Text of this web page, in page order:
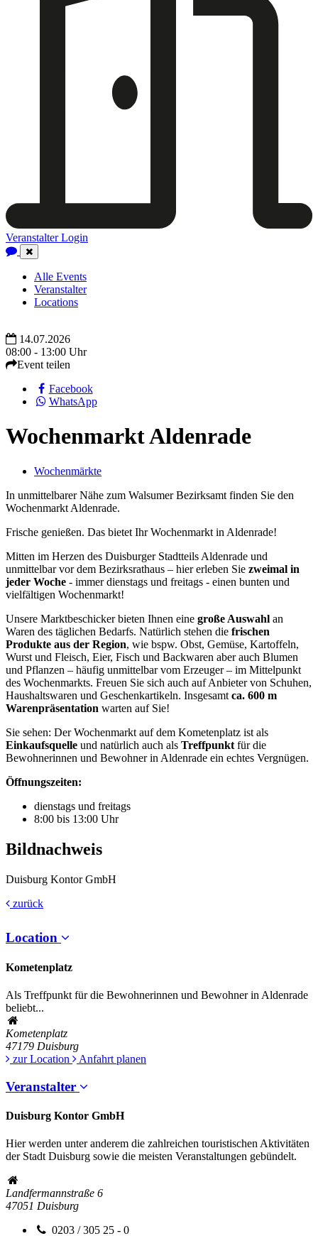
Veranstalter Login
Close
Navigation
Alle Events
Veranstalter
Locations
14.07.2026
08:00 - 13:00 Uhr
Event teilen
Facebook
WhatsApp
Wochenmarkt Aldenrade
Wochenmärkte
In unmittelbarer Nähe zum Walsumer Bezirksamt finden Sie den
Wochenmarkt Aldenrade.
Frische genießen. Das bietet Ihr Wochenmarkt in Aldenrade!
Mitten im Herzen des Duisburger Stadtteils Aldenrade und
unmittelbar vor dem Bezirksrathaus – hier erleben Sie zweimal in
jeder Woche - immer dienstags und freitags - einen bunten und
vielfältigen Wochenmarkt!
Unsere Marktbeschicker bieten Ihnen eine große Auswahl an
Waren des täglichen Bedarfs. Natürlich stehen die frischen
Produkte aus der Region, wie bspw. Obst, Gemüse, Kartoffeln,
Wurst und Fleisch, Eier, Fisch und Backwaren aber auch Blumen
und Pflanzen – häufig unmittelbar vom Erzeuger – im Mittelpunkt
des Wochenmarkts. Freuen Sie sich auch auf Anbieter von Schuhen,
Haushaltswaren und Geschenkartikeln. Insgesamt ca. 600 m
Warenpräsentation warten auf Sie!
Sie sehen: Der Wochenmarkt auf dem Kometenplatz ist als
Einkaufsquelle und natürlich auch als Treffpunkt für die
Bewohnerinnen und Bewohner in Aldenrade ein echtes Vergnügen.
Öffnungszeiten:
dienstags und freitags
8:00 bis 13:00 Uhr
Bildnachweis
Duisburg Kontor GmbH
zurück
Location
Kometenplatz
Als Treffpunkt für die Bewohnerinnen und Bewohner in Aldenrade
beliebt...
Kometenplatz
47179 Duisburg
zur Location
Anfahrt planen
Veranstalter
Duisburg Kontor GmbH
Hier werden unter anderem die zahlreichen touristischen Aktivitäten
der Stadt Duisburg sowie die meisten Veranstaltungen gebündelt.
Landfermannstraße 6
47051 Duisburg
0203 / 305 25 - 0